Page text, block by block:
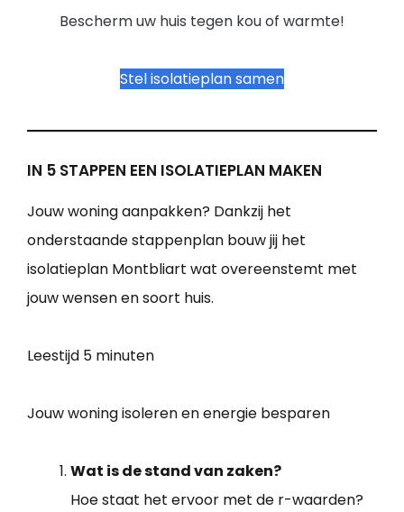
Bescherm uw huis tegen kou of warmte!
Stel isolatieplan samen
IN 5 STAPPEN EEN ISOLATIEPLAN MAKEN
Jouw woning aanpakken? Dankzij het
onderstaande stappenplan bouw jij het
isolatieplan Montbliart wat overeenstemt met
jouw wensen en soort huis.
Leestijd 5 minuten
Jouw woning isoleren en energie besparen
Wat is de stand van zaken?
Hoe staat het ervoor met de r-waarden?